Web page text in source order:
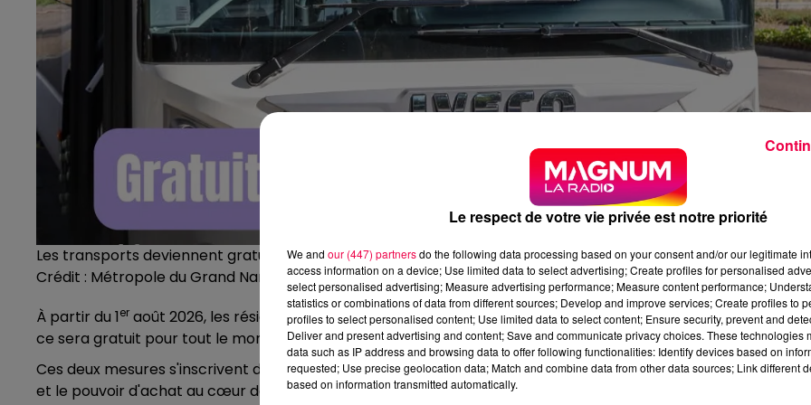
Les transports deviennent gratuits, en partie, dans la Métropole du Grand Nancy
Crédit : Métropole du Grand Nancy
À partir du 1er août 2026, les résidents en situation de handicap pourront voyager gratuitement. Les jours
ce sera gratuit pour tout le monde.
Ces deux mesures s'inscrivent dans le cadre du Plan Métropolitain des Mobilités (P2M), qui place
et le pouvoir d'achat au cœur de la politique de transport de la Métropole du Grand Nancy.
Le respect de votre vie privée est notre priorité
We and our (447) partnersdo the following data processing based on your consent and/or our legitimate
access information on a device; Use limited data to select advertising; Create profiles for personalised
select personalised advertising; Measure advertising performance; Measure content performance;
statistics or combinations of data from different sources; Develop and improve services; Create profiles to
profiles to select personalised content; Use limited data to select content; Ensure security, prevent and
Deliver and present advertising and content; Save and communicate privacy choices. These technologies
data such as IP address and browsing data to offer following functionalities: Identify devices based on
requested; Use precise geolocation data; Match and combine data from other data sources; Link different
based on information transmitted automatically.